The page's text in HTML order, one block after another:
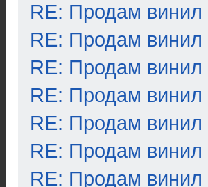
RE: Продам
RE: Продам
RE: Продам
RE: Продам
RE: Продам
RE: Продам
RE: Продам